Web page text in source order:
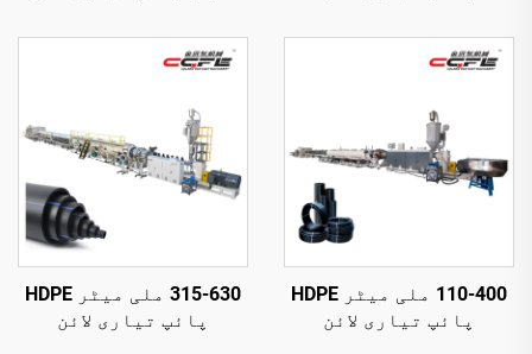
110-400 ملی میٹر HDPE
پائپ تیاری لائن
315-630 ملی میٹر HDPE
پائپ تیاری لائن